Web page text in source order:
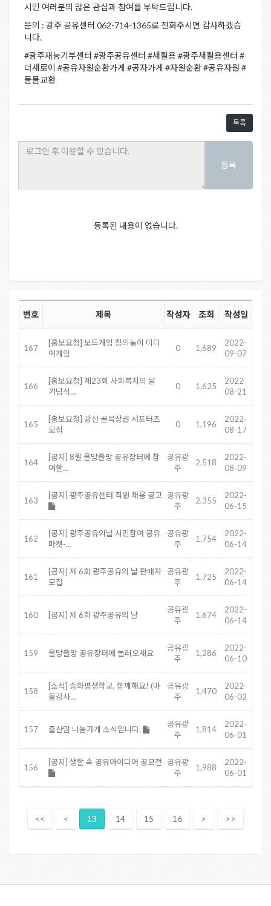
시민 여러분의 많은 관심과 참여를 부탁드립니다.
문의 : 광주 공유센터 062-714-1365로 전화주시면 감사하겠습
니다.
#광주재능기부센터 #광주공유센터 #새활용 #광주새활용센터 #
더새로이 #공유자원순환가게 #공자가게 #자원순환 #공유자원 #
물물교환
목록
등록
등록된 내용이 없습니다.
번호 제목 작성자 조회 작성일
167
[홍보요청] 보드게임 창의놀이 미디
어게임
0 1,689
2022-
09-07
166
[홍보요청] 제23회 사회복지의 날
기념식…
0 1,625
2022-
08-21
165
[홍보요청] 광산 골목상권 서포터즈
모집
0 1,196
2022-
08-17
164
[공지] 8월 올망졸망 공유장터에 참
여할…
공유광
주
2,518
2022-
08-09
163
[공지] 광주공유센터 직원 채용 공고 공유광
주
2,355
2022-
06-15
162
[공지] 광주공유의날 시민참여 공유
마켓-…
공유광
주
1,754
2022-
06-14
161
[공지] 제 6회 광주공유의 날 판매자
모집
공유광
주
1,725
2022-
06-14
160 [공지] 제 6회 광주공유의 날
공유광
주
1,674
2022-
06-14
159 올망졸망 공유장터에 놀러오세요
공유광
주
1,286
2022-
06-10
158
[소식] 송화평생학교, 함께해요! (마
을강사…
공유광
주
1,470
2022-
06-02
157 출산맘 나눔가게 소식입니다.
공유광
주
1,814
2022-
06-01
156
[공지] 생할 속 공유아이디어 공모전 공유광
주
1,988
2022-
06-01
<< < 13 14 15 16 > >>